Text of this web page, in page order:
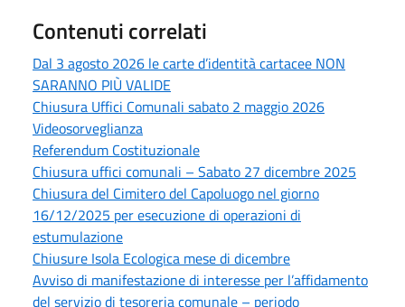
Contenuti correlati
Dal 3 agosto 2026 le carte d’identità cartacee NON
SARANNO PIÙ VALIDE
Chiusura Uffici Comunali sabato 2 maggio 2026
Videosorveglianza
Referendum Costituzionale
Chiusura uffici comunali – Sabato 27 dicembre 2025
Chiusura del Cimitero del Capoluogo nel giorno
16/12/2025 per esecuzione di operazioni di
estumulazione
Chiusure Isola Ecologica mese di dicembre
Avviso di manifestazione di interesse per l’affidamento
del servizio di tesoreria comunale – periodo